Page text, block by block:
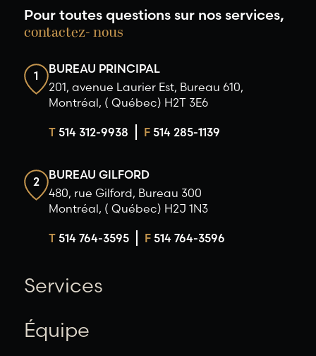
Pour toutes questions sur nos services,
contactez- nous
1
BUREAU PRINCIPAL
201, avenue Laurier Est, Bureau 610,
Montréal, ( Québec) H2T 3E6
T514 312-9938 F514 285-1139
2
BUREAU GILFORD
480, rue Gilford, Bureau 300
Montréal, ( Québec) H2J 1N3
T514 764-3595 F514 764-3596
Services
Équipe